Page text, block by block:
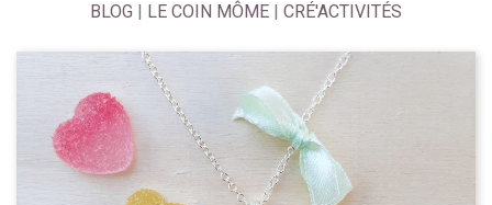
BLOG | LE COIN MÔME | CRÉ'ACTIVITÉS